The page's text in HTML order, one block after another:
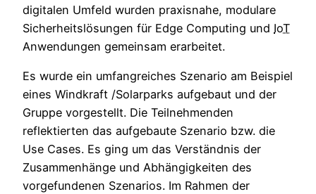
digitalen Umfeld wurden praxisnahe, modulare
Sicherheitslösungen für Edge Computing und IoT
Anwendungen gemeinsam erarbeitet.
Es wurde ein umfangreiches Szenario am Beispiel
eines Windkraft /Solarparks aufgebaut und der
Gruppe vorgestellt. Die Teilnehmenden
reflektierten das aufgebaute Szenario bzw. die
Use Cases. Es ging um das Verständnis der
Zusammenhänge und Abhängigkeiten des
vorgefundenen Szenarios. Im Rahmen der